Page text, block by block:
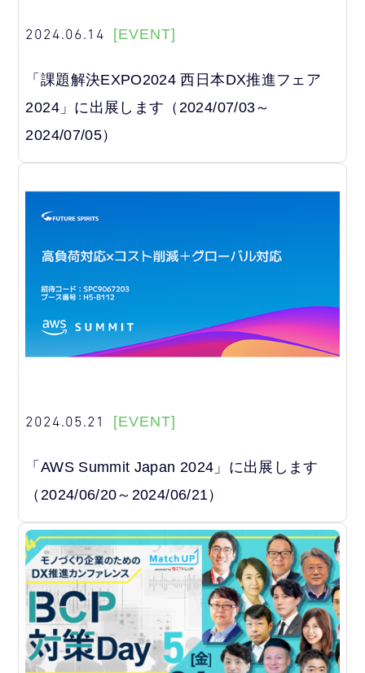
2024.06.14 [EVENT]
「課題解決EXPO2024 西日本DX推進フェア
2024」に出展します（2024/07/03～
2024/07/05）
2024.05.21 [EVENT]
「AWS Summit Japan 2024」に出展します
（2024/06/20～2024/06/21）